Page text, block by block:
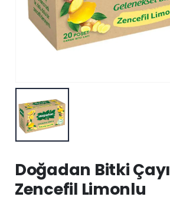
Doğadan Bitki Çayı
Zencefil Limonlu